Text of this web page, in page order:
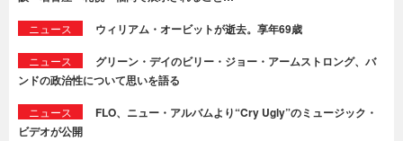
ニュース ウィリアム・オービットが逝去。享年69歳
ニュース
グリーン・デイのビリー・ジョー・アームストロング、バ
ンドの政治性について思いを語る
ニュース
FLO、ニュー・アルバムより“Cry Ugly”のミュージック・
ビデオが公開